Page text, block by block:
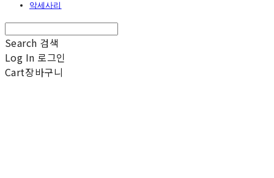
악세사리
Search 검색
Log In 로그인
Cart장바구니